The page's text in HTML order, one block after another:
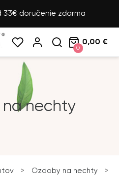
33€ doručenie zdarma
0
0,00 €
nechty
> Ozdoby na nechty
>